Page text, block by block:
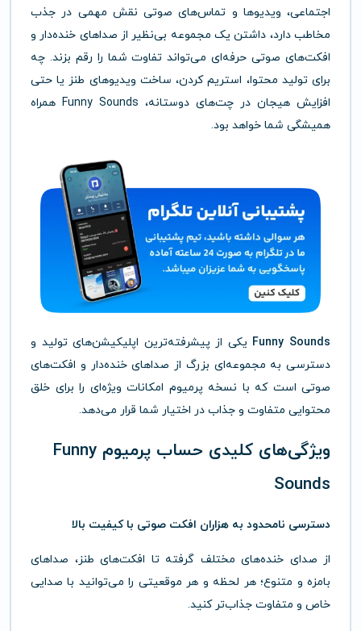
اجتماعی، ویدیوها و تماس‌های صوتی نقش مهمی در جذب
مخاطب دارد، داشتن یک مجموعه بی‌نظیر از صداهای خنده‌دار و
افکت‌های صوتی حرفه‌ای می‌تواند تفاوت شما را رقم بزند. چه
برای تولید محتوا، استریم کردن، ساخت ویدیوهای طنز یا حتی
افزایش هیجان در چت‌های دوستانه، Funny Sounds همراه
همیشگی شما خواهد بود.
Funny Sounds یکی از پیشرفته‌ترین اپلیکیشن‌های تولید و
دسترسی به مجموعه‌ای بزرگ از صداهای خنده‌دار و افکت‌های
صوتی است که با نسخه پرمیوم امکانات ویژه‌ای را برای خلق
محتوایی متفاوت و جذاب در اختیار شما قرار می‌دهد.
ویژگی‌های کلیدی حساب پرمیوم Funny
Sounds
دسترسی نامحدود به هزاران افکت صوتی با کیفیت بالا
از صدای خنده‌های مختلف گرفته تا افکت‌های طنز، صداهای
بامزه و متنوع؛ هر لحظه و هر موقعیتی را می‌توانید با صدایی
خاص و متفاوت جذاب‌تر کنید.